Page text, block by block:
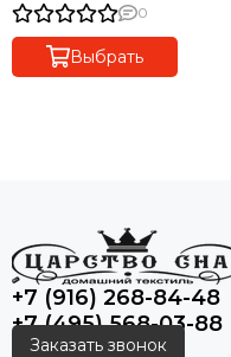
0
Выбрать
+7 (916) 268-84-48
+7 (495) 568-03-88
Заказать звонок